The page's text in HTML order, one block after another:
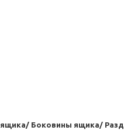
Боковины ящика/